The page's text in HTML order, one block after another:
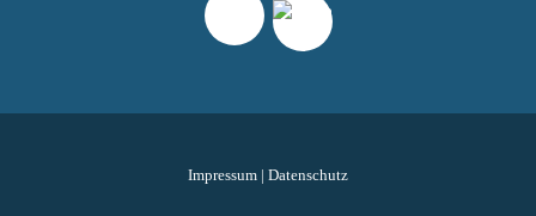
Impressum | Datenschutz